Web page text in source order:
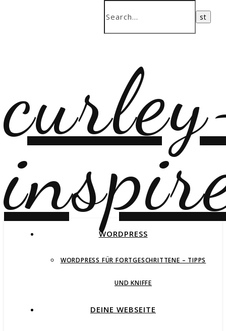
WORDPRESS
WORDPRESS FÜR FORTGESCHRITTENE – TIPPS
UND KNIFFE
DEINE WEBSEITE